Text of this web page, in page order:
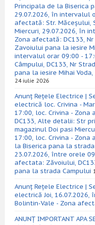
Principala de la Biserica
29.07.2026, în intervalul
afectată: Str. Măceșului,
Miercuri, 29.07.2026, în
Zona afectată: DC133,
Zavoiului pana la iesire
intervalul orar 09:00 -
Câmpului, DC133, Nr
pana la iesire Mihai
24 iulie 2026
Anunț Rețele Electrice |
electrică loc. Crivina -
17:00, loc. Crivina - Zona
DC133, Alte detalii: Str
magazinul Doi pasi
17:00, loc. Crivina - Zona
la Biserica pana la
23.07.2026, între orele
afectata: Zăvoiului,
pana la strada Campului
Anunț Rețele Electrice |
electrică Joi, 16.07.2026,
Bolintin-Vale - Zona
ANUNȚ IMPORTANT APA